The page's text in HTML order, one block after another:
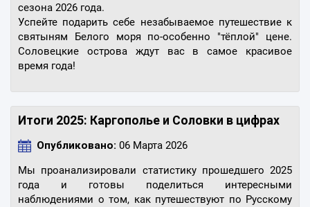
сезона 2026 года.
Успейте подарить себе незабываемое путешествие к
святыням Белого моря по-особенно "тёплой" цене.
Соловецкие острова ждут вас в самое красивое
время года!
Итоги 2025: Каргополье и Соловки в цифрах
Опубликовано: 06 Марта 2026
Мы проанализировали статистику прошедшего 2025
года и готовы поделиться интересными
наблюдениями о том, как путешествуют по Русскому